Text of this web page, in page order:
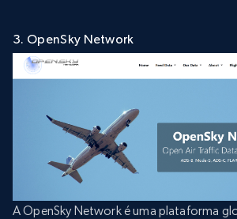
3. OpenSky Network
A OpenSky Network é uma plataforma